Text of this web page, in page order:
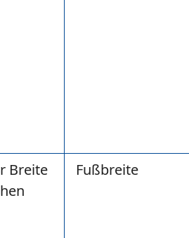
Breite
Fußbreite